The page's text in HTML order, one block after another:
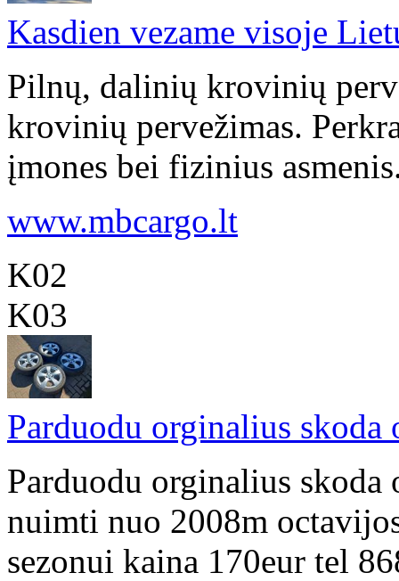
Kasdien vezame visoje
Pilnų, dalinių krovinių
krovinių pervežimas.
įmones bei fizinius
www.mbcargo.lt
K02
K03
Parduodu orginalius
Parduodu orginalius
nuimti nuo 2008m
sezonui kaina 170eur tel